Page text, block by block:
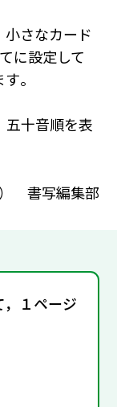
さなカード
に設定して
｡
十音順を表
書写編集部
，１ページ